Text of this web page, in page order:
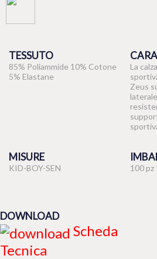
TESSUTO
85% Poliammide 10% Cotone
5% Elastane
La
Zeus
MISURE
KID-BOY-SEN 100 pz
DOWNLOAD
Scheda
Tecnica